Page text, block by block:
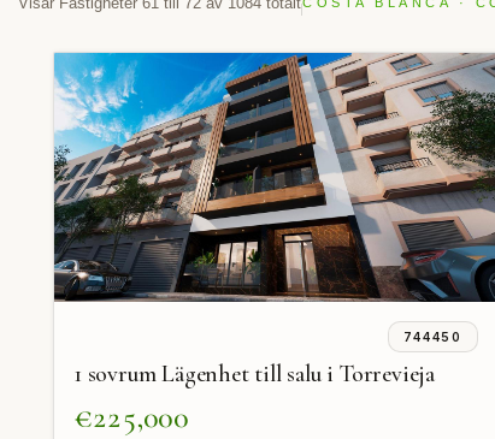
744450
1 sovrum Lägenhet till salu i Torrevieja
€225,000